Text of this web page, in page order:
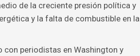
de la creciente presión política y
y la falta de combustible en la
periodistas en Washington y